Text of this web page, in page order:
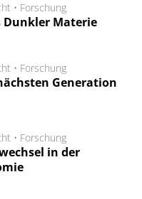
• Forschung
Dunkler Materie
• Forschung
Generation
• Forschung
in der